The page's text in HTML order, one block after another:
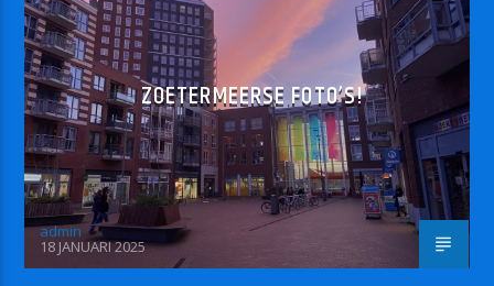
ZOETERMEERSE FOTO’S!
admin
18 JANUARI 2025